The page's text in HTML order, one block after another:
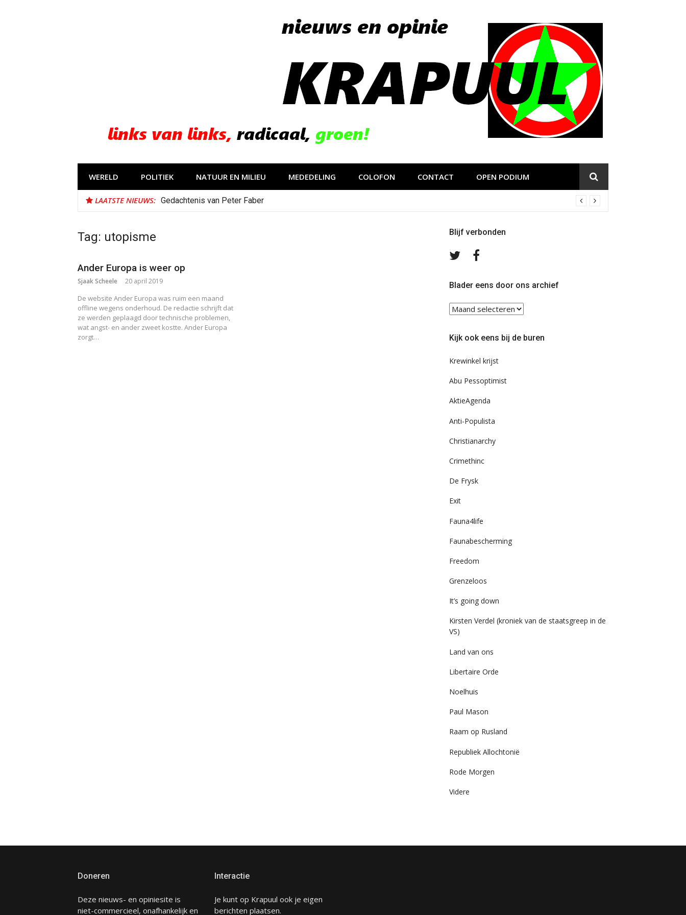
WERELD POLITIEK NATUUR EN MILIEU MEDEDELING COLOFON CONTACT OPEN PODIUM
LAATSTE NIEUWS: Gedachtenis van Peter Faber
Tag: utopisme
Ander Europa is weer op
Sjaak Scheele 20 april 2019
De website Ander Europa was ruim een maand
offline wegens onderhoud. De redactie schrijft dat
ze werden geplaagd door technische problemen,
wat angst- en ander zweet kostte. Ander Europa
zorgt…
Blijf verbonden
Volg
TwitterFacebook
Blader eens door ons archief
Blader
eens
ons
Kijk ook eens bij de buren
Krewinkel krijst
Abu Pessoptimist
AktieAgenda
Anti-Populista
Christianarchy
Crimethinc
De Frysk
Exit
Fauna4life
Faunabescherming
Freedom
Grenzeloos
It’s going down
Kirsten Verdel (kroniek van de staatsgreep in de
VS)
Land van ons
Libertaire Orde
Noelhuis
Paul Mason
Raam op Rusland
Republiek Allochtonië
Rode Morgen
Videre
Doneren
Deze nieuws- en opiniesite is
niet-commercieel, onafhankelijk en
Interactie
Je kunt op Krapuul ook je eigen
berichten plaatsen.